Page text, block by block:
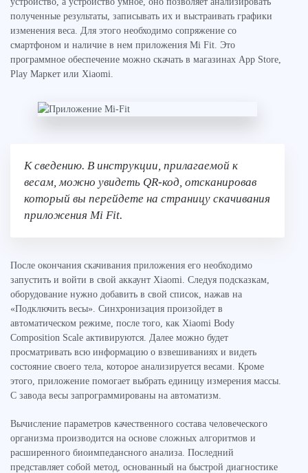
полученные результаты, записывать их и выстраивать графики
изменения веса. Для этого необходимо сопряжение со
смартфоном и наличие в нем приложения Mi Fit. Это
программное обеспечение можно скачать в магазинах App Store,
Play Маркет или Xiaomi.
К сведению. В инструкции, прилагаемой к
весам, можно увидеть QR-код, отсканировав
который вы перейдете на страницу скачивания
приложения Mi Fit.
После окончания скачивания приложения его необходимо
запустить и войти в свой аккаунт Xiaomi. Следуя подсказкам,
оборудование нужно добавить в свой список, нажав на
«Подключить весы». Синхронизация произойдет в
автоматическом режиме, после того, как Xiaomi Body
Composition Scale активируются. Далее можно будет
просматривать всю информацию о взвешиваниях и видеть
состояние своего тела, которое анализируется весами. Кроме
этого, приложение помогает выбрать единицу измерения массы.
С завода весы запрограммированы на автоматизм.
Вычисление параметров качественного состава человеческого
организма производится на основе сложных алгоритмов и
расширенного биоимпедансного анализа. Последний
представляет собой метод, основанный на быстрой диагностике